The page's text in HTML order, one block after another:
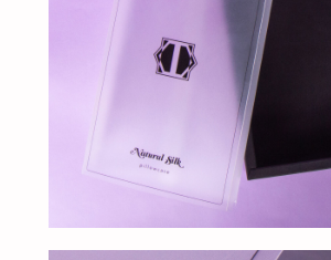
Свяжитесь с нами для консультации. Мы обсудим
ваши потребности, предложим варианты и
разработаем упаковку, которая подчеркнет
уникальность вашей продукции. Наши
специалисты готовы ответить на все вопросы и
предложить решения, соответствующие вашим
задачам и бюджету.